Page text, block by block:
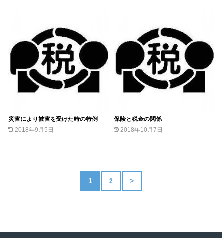
災害により被害を受けた時の特例
2018年9月5日
保険と税金の関係
2018年10月7日
1 2 >